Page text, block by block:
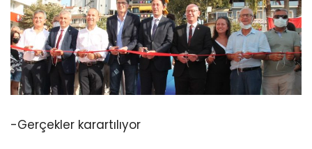
-Gerçekler karartılıyor